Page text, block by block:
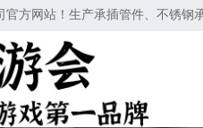
官方网站！生产承插管件、不锈钢